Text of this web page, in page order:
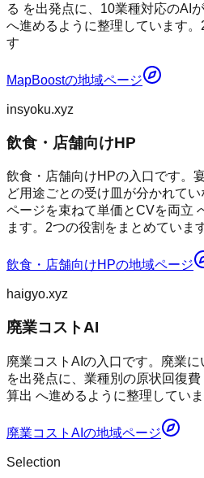
る を出発点に、10業種対応のAI
へ進めるように整理しています
す
MapBoostの地域ページ
insyoku.xyz
飲食・店舗向けHP
飲食・店舗向けHPの入口です。
ど用途ごとの受け皿が分かれて
ページを束ねて単価とCVを両立
ます。2つの役割をまとめていま
飲食・店舗向けHPの地域ページ
haigyo.xyz
廃業コストAI
廃業コストAIの入口です。廃業
を出発点に、業種別の原状回復
算出 へ進めるように整理してい
廃業コストAI の地域ページ
Selection